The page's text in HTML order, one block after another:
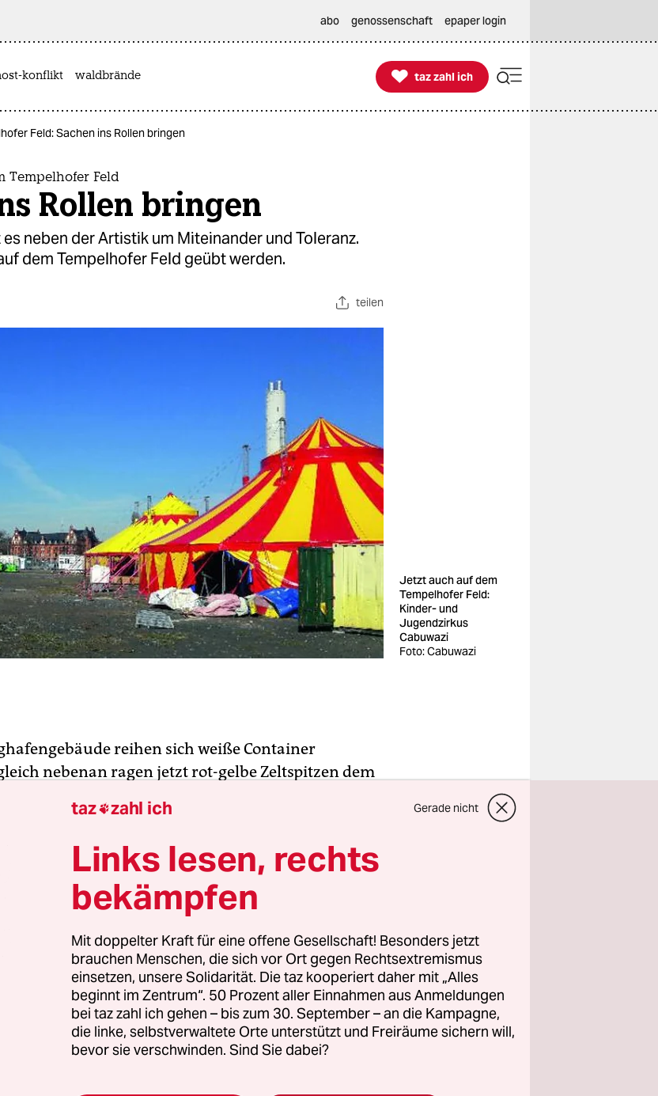
abo genossenschaft epaper login
konflikt waldbrände 
taz zahl ich
taz zahl ich
Feld: Sachen ins Rollen bringen
Tempelhofer Feld
Rollen bringen
neben der Artistik um Miteinander und Toleranz.
dem Tempelhofer Feld geübt werden.
teilen
Jetzt auch auf dem
Tempelhofer Feld:
Kinder- und
Jugendzirkus
Cabuwazi
Foto: Cabuwazi
reihen sich weiße Container
nebenan ragen jetzt rot-gelbe Zeltspitzen dem
Sonntag eröffnet hier der Kinder- und
einen neuen Standort, an dem auch
in unterschiedlichsten Zirkusdisziplinen besuchen
und Körperkunst will Cabuwazi Miteinander,
vermitteln, wie ein Prospekt verrät. Das
dem neuen Platz geschehen. Ein Schwerpunkt soll
werden.
direkter Nachbar der neu entstehenden
Containerdorf vor dem Flughafengebäude sollen
untergebracht werden, der Bau selbst dient bereits
taz zahl ich Gerade nicht
Links lesen, rechts
bekämpfen
Mit doppelter Kraft für eine offene Gesellschaft! Besonders jetzt
brauchen Menschen, die sich vor Ort gegen Rechtsextremismus
einsetzen, unsere Solidarität. Die taz kooperiert daher mit „Alles
beginnt im Zentrum“. 50 Prozent aller Einnahmen aus Anmeldungen
bei taz zahl ich gehen – bis zum 30. September – an die Kampagne,
die linke, selbstverwaltete Orte unterstützt und Freiräume sichern will,
bevor sie verschwinden. Sind Sie dabei?